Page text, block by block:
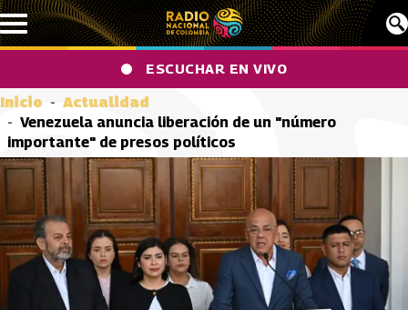
Pasar al contenido principal
ESCUCHAR EN VIVO
Inicio
Actualidad
Venezuela anuncia liberación de un "número
importante" de presos políticos